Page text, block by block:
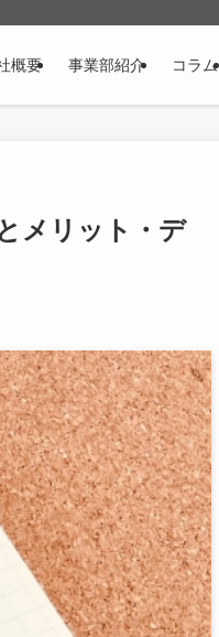
概要 事業部紹介 コラム
メリット・デ